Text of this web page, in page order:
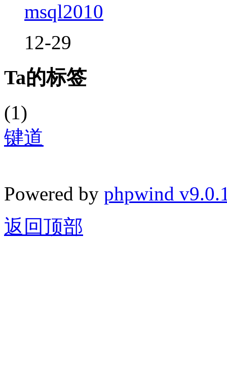
msql2010
12-29
Ta的标签
(1)
键道
Powered by phpwind
返回顶部